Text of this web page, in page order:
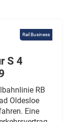
Rail Business
S 4
RB
Oldesloe
Eine